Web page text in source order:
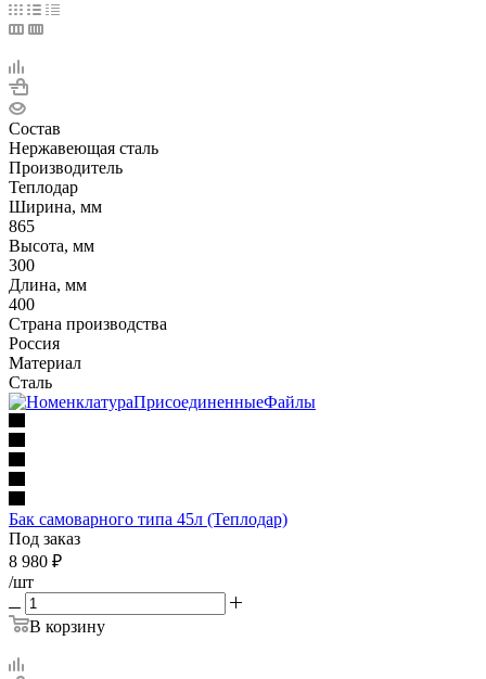
Состав
Нержавеющая сталь
Производитель
Теплодар
Ширина, мм
865
Высота, мм
300
Длина, мм
400
Страна производства
Россия
Материал
Сталь
Бак самоварного типа 45л (Теплодар)
Под заказ
8 980 ₽
/шт
В корзину